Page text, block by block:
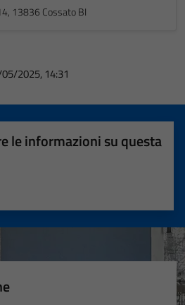
13836 Cossato BI
2025, 14:31
le informazioni su questa
stelle su 5
su 5
5